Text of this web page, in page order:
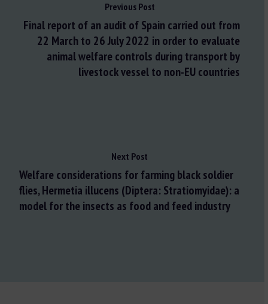
Previous Post
Final report of an audit of Spain carried out from
22 March to 26 July 2022 in order to evaluate
animal welfare controls during transport by
livestock vessel to non-EU countries
Next Post
Welfare considerations for farming black soldier
flies, Hermetia illucens (Diptera: Stratiomyidae): a
model for the insects as food and feed industry